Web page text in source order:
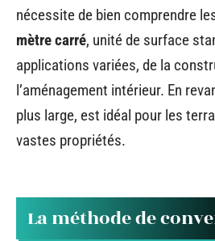
nécessite de bien comprendre
mètre carré, unité de surface
applications variées, de la
l’aménagement intérieur. En
plus large, est idéal pour les
vastes propriétés.
La méthode de